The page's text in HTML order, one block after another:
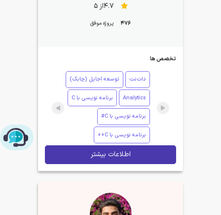
4.7از 5
476 پروژه موفق
تخصص ها
دات‌نت توسعه اجایل (چابک)
Analytics برنامه نویسی با C
برنامه نویسی با C#
برنامه نویسی با C++
اطلاعات بیشتر
چت با پشتیبانی پارس‌کدرز